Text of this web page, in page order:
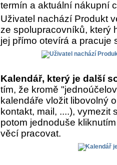
termín a aktuální nákupní
Uživatel nachází Produkt
ze spolupracovníků, který
jej přímo otevírá a pracuje
Kalendář, který je další
tím, že kromě
kalendáře vložit libovolný
kontakt, mail, ....), vymezit
potom jednoduše
věcí pracovat.